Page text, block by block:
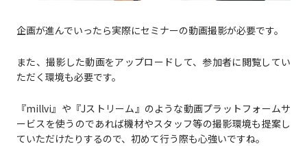
企画が進んでいったら実際にセミナーの動画撮影が必要です。
また、撮影した動画をアップロードして、参加者に閲覧してい
ただく環境も必要です。
『millvi』や『Jストリーム』のような動画プラットフォームサ
ービスを使うのであれば機材やスタッフ等の撮影環境も提案し
ていただけたりするので、初めて行う際も心強いですね。